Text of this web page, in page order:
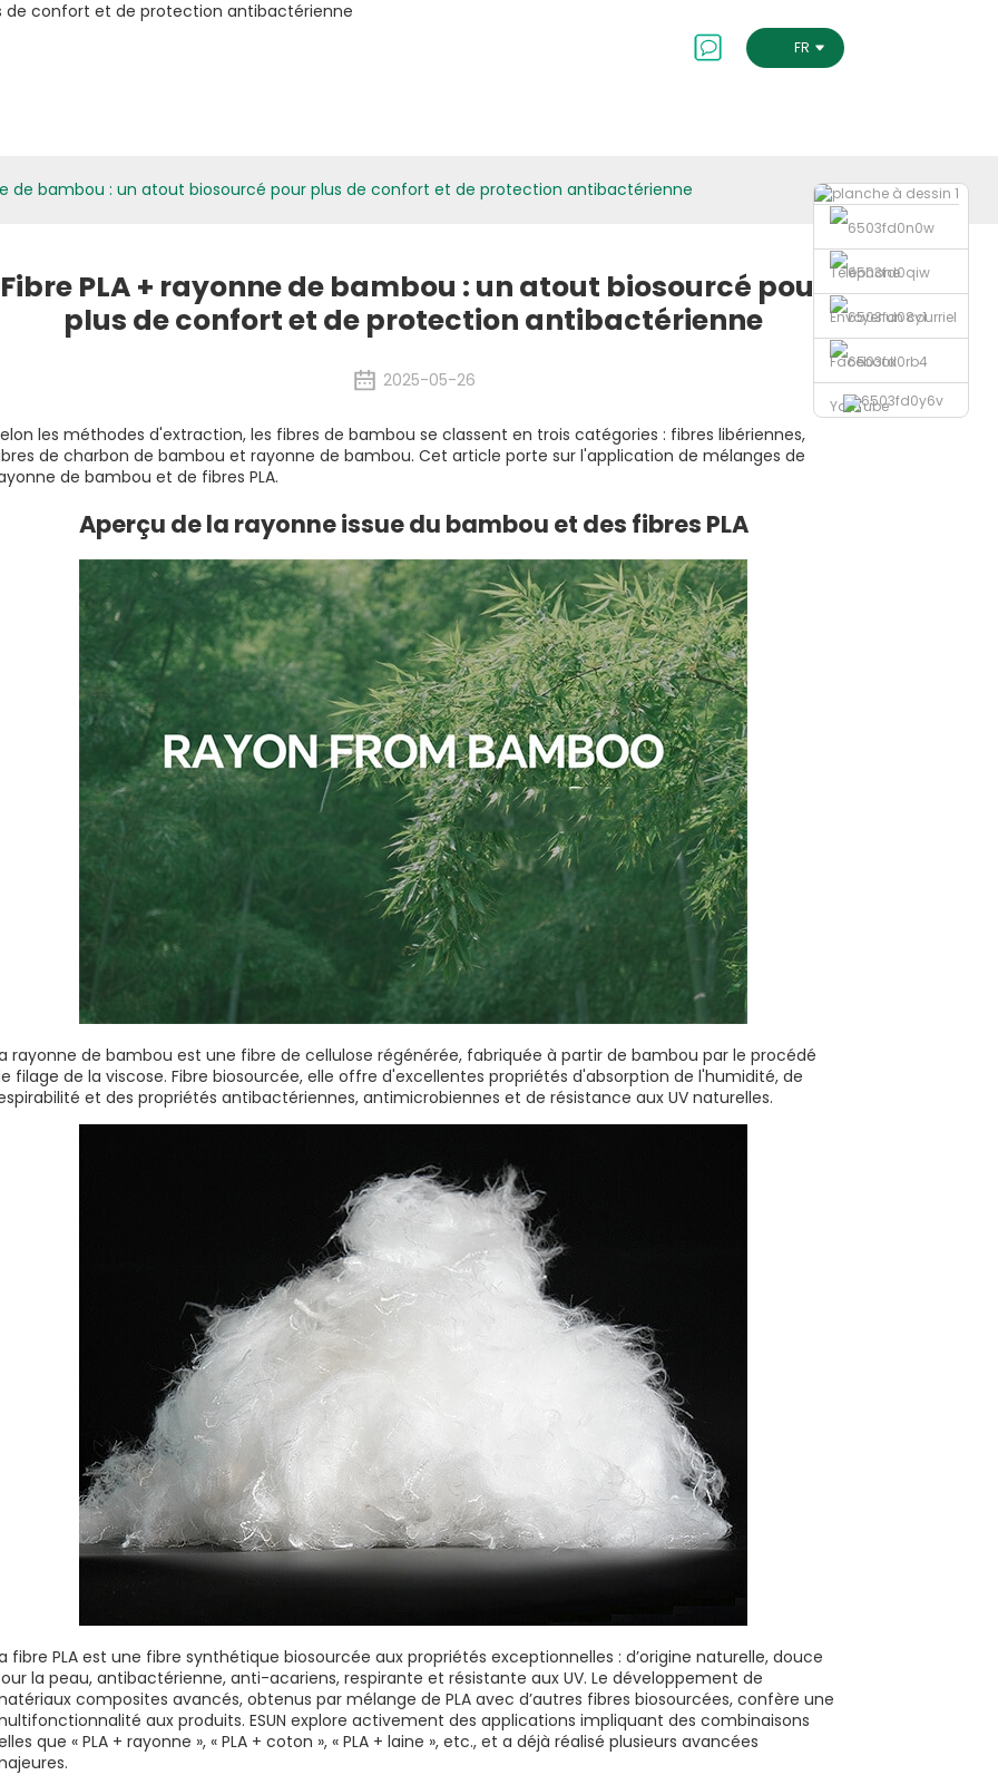
FRENCH
Téléphone
Envoyer un courriel
Facebook
YouTube
de bambou : un atout biosourcé pour plus de confort et de protection antibactérienne
Fibre PLA + rayonne de bambou : un atout biosourcé pour
plus de confort et de protection antibactérienne
2025-05-26
les méthodes d'extraction, les fibres de bambou se classent en trois catégories : fibres libériennes,
de charbon de bambou et rayonne de bambou. Cet article porte sur l'application de mélanges de
de bambou et de fibres PLA.
Aperçu de la rayonne issue du bambou et des fibres PLA
rayonne de bambou est une fibre de cellulose régénérée, fabriquée à partir de bambou par le procédé
filage de la viscose. Fibre biosourcée, elle offre d'excellentes propriétés d'absorption de l'humidité, de
et des propriétés antibactériennes, antimicrobiennes et de résistance aux UV naturelles.
fibre PLA est une fibre synthétique biosourcée aux propriétés exceptionnelles : d’origine naturelle, douce
la peau, antibactérienne, anti-acariens, respirante et résistante aux UV. Le développement de
composites avancés, obtenus par mélange de PLA avec d’autres fibres biosourcées, confère une
aux produits. ESUN explore activement des applications impliquant des combinaisons
que « PLA + rayonne », « PLA + coton », « PLA + laine », etc., et a déjà réalisé plusieurs avancées